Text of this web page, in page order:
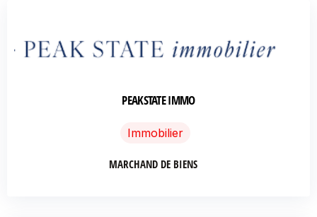
PEAKSTATE IMMO
Immobilier
MARCHAND DE BIENS